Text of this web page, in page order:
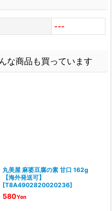
---
な商品も買っています
丸美屋 麻婆豆腐の素 甘口 162g
【海外発送可】
[T8A4902820020236]
580Yen